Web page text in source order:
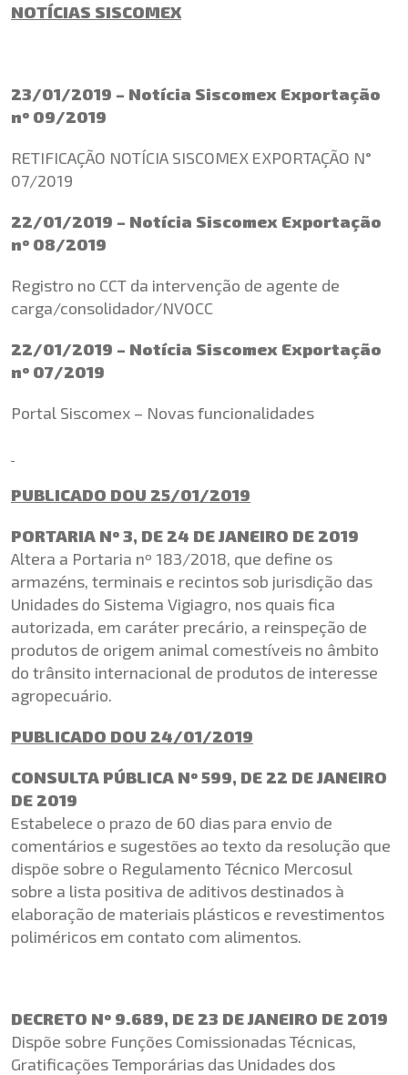
NOTÍCIAS SISCOMEX
23/01/2019 – Notícia Siscomex Exportação
nº 09/2019
RETIFICAÇÃO NOTÍCIA SISCOMEX EXPORTAÇÃO N°
07/2019
22/01/2019 – Notícia Siscomex Exportação
nº 08/2019
Registro no CCT da intervenção de agente de
carga/consolidador/NVOCC
22/01/2019 – Notícia Siscomex Exportação
nº 07/2019
Portal Siscomex – Novas funcionalidades
PUBLICADO DOU 25/01/2019
PORTARIA Nº 3, DE 24 DE JANEIRO DE 2019
Altera a Portaria nº 183/2018, que define os
armazéns, terminais e recintos sob jurisdição das
Unidades do Sistema Vigiagro, nos quais fica
autorizada, em caráter precário, a reinspeção de
produtos de origem animal comestíveis no âmbito
do trânsito internacional de produtos de interesse
agropecuário.
PUBLICADO DOU 24/01/2019
CONSULTA PÚBLICA Nº 599, DE 22 DE JANEIRO
DE 2019
Estabelece o prazo de 60 dias para envio de
comentários e sugestões ao texto da resolução que
dispõe sobre o Regulamento Técnico Mercosul
sobre a lista positiva de aditivos destinados à
elaboração de materiais plásticos e revestimentos
poliméricos em contato com alimentos.
DECRETO Nº 9.689, DE 23 DE JANEIRO DE 2019
Dispõe sobre Funções Comissionadas Técnicas,
Gratificações Temporárias das Unidades dos